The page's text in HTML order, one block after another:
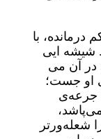
با
شیشه ایی
در آن می
او جست؛
جرعه‌ی
شعله‌ورتر